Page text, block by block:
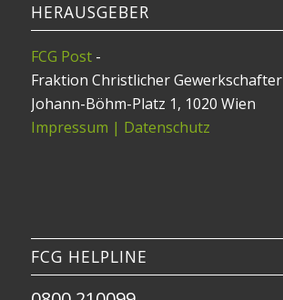
HERAUSGEBER
FCG Post-
Fraktion Christlicher Gewerkschafter
Johann-Böhm-Platz 1, 1020 Wien
Impressum | Datenschutz
FCG HELPLINE